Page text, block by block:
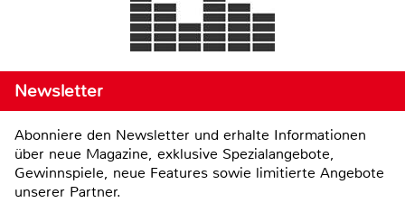
Newsletter
Abonniere den Newsletter und erhalte Informationen
über neue Magazine, exklusive Spezialangebote,
Gewinnspiele, neue Features sowie limitierte Angebote
unserer Partner.